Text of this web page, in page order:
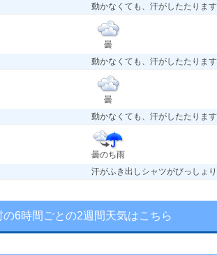
動かなくても、汗がしたたります
曇
動かなくても、汗がしたたります
曇
動かなくても、汗がしたたります
曇のち雨
汗がふき出しシャツがびっしょり
の6時間ごとの2週間天気はこちら